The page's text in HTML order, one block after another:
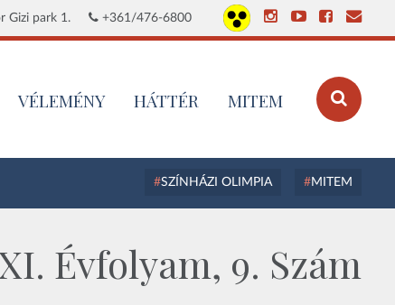
Gizi park 1. +361/476-6800
VÉLEMÉNY HÁTTÉR MITEM
SZÍNHÁZI OLIMPIA MITEM
Évfolyam, 9. Szám